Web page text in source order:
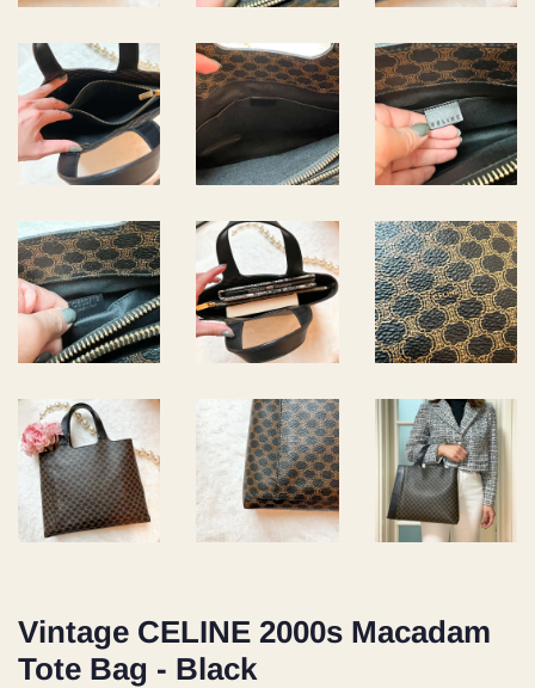
Vintage CELINE 2000s Macadam
Tote Bag - Black